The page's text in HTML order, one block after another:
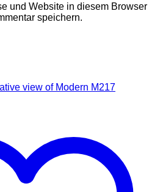
und Website in diesem Browser
speichern.